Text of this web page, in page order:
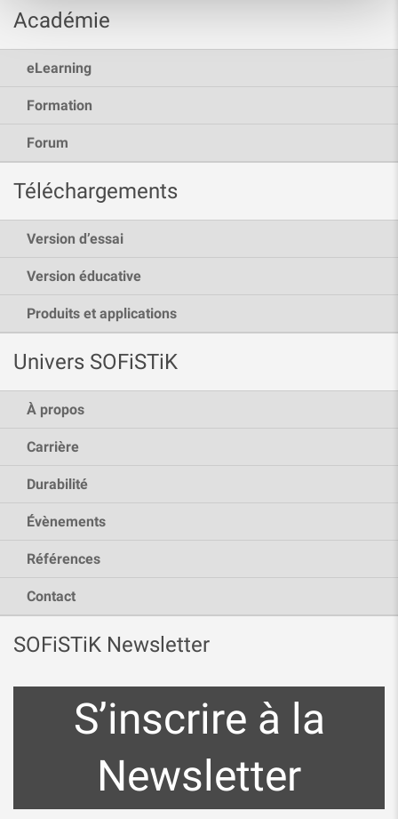
Académie
eLearning
Formation
Forum
Téléchargements
Version d’essai
Version éducative
Produits et applications
Univers SOFiSTiK
À propos
Carrière
Durabilité
Évènements
Références
Contact
SOFiSTiK Newsletter
S’inscrire à la
Newsletter